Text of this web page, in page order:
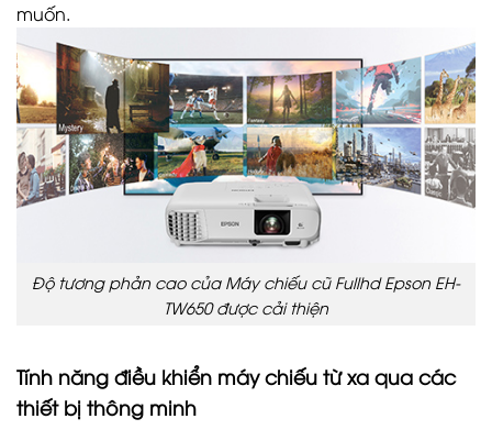
muốn.
Độ tương phản cao của Máy chiếu cũ Fullhd Epson EH-
TW650 được cải thiện
Tính năng điều khiển máy chiếu từ xa qua các
thiết bị thông minh